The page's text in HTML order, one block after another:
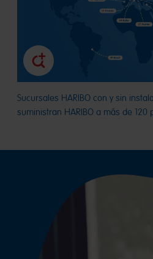
Sucursales HARIBO con y sin
suministran HARIBO a más de 120